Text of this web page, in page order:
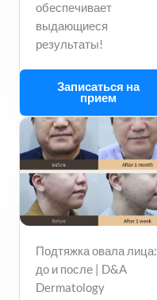
обеспечивает
выдающиеся
результаты!
Записаться на
прием
Подтяжка овала лица:
до и после | D&A
Dermatology